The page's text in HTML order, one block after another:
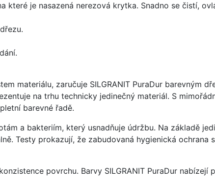
je nasazená nerezová krytka. Snadno se čistí,
materiálu, zaručuje SILGRANIT PuraDur barevným
na trhu technicky jedinečný materiál. S
barevné řadě.
a bakteriím, který usnadňuje údržbu. Na základě
Testy prokazují, že zabudovaná hygienická ochrana
povrchu. Barvy SILGRANIT PuraDur nabízejí